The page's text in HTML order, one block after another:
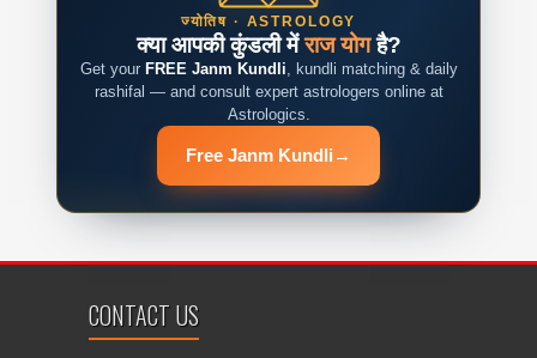
ज्योतिष · ASTROLOGY
क्या आपकी कुंडली मेंराज योगहै?
Get your FREE Janm Kundli, kundli matching & daily
rashifal — and consult expert astrologers online at
Astrologics.
Free Janm Kundli →
CONTACT US